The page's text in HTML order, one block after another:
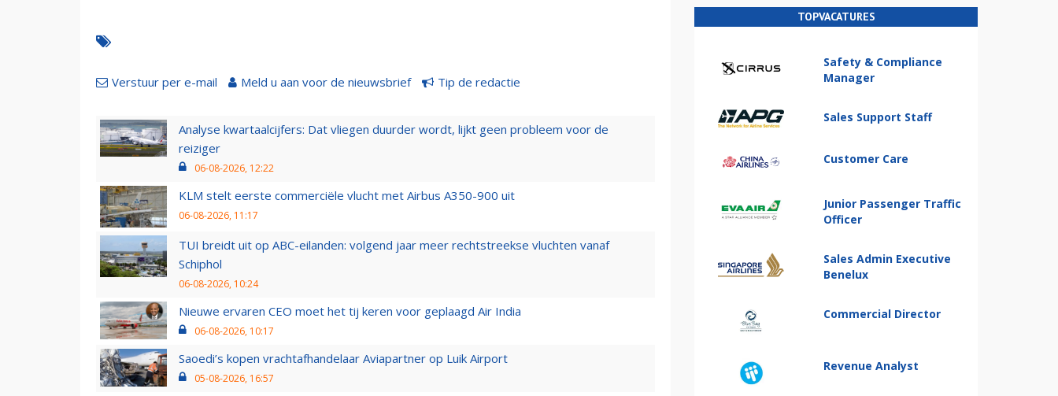
Verstuur per e-mail Meld u aan voor de nieuwsbrief Tip de redactie
Analyse kwartaalcijfers: Dat vliegen duurder wordt, lijkt geen probleem voor de
reiziger
06-08-2026, 12:22
KLM stelt eerste commerciële vlucht met Airbus A350-900 uit
06-08-2026, 11:17
TUI breidt uit op ABC-eilanden: volgend jaar meer rechtstreekse vluchten vanaf
Schiphol
06-08-2026, 10:24
Nieuwe ervaren CEO moet het tij keren voor geplaagd Air India
06-08-2026, 10:17
Saoedi’s kopen vrachtafhandelaar Aviapartner op Luik Airport
05-08-2026, 16:57
TOPVACATURES
Safety & Compliance
Manager
Sales Support Staff
Customer Care
Junior Passenger Traffic
Officer
Sales Admin Executive
Benelux
Commercial Director
Revenue Analyst